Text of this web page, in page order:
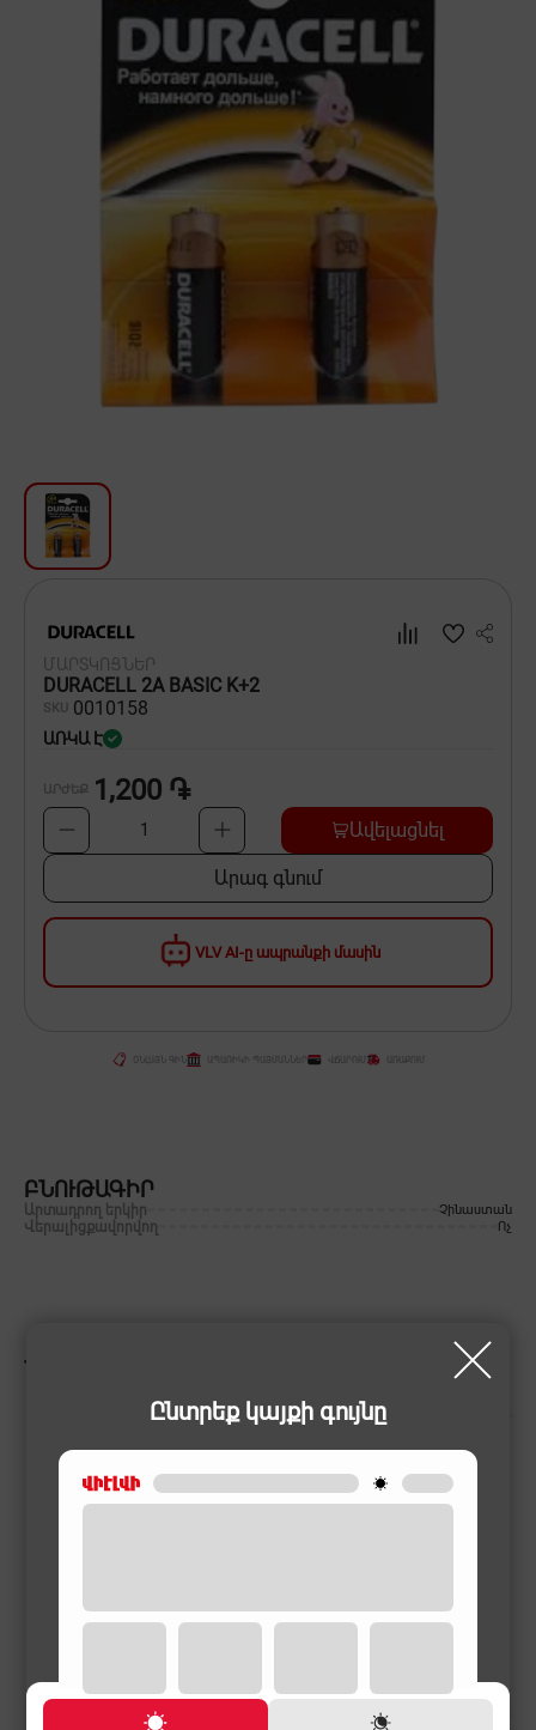
Ընտրեք կայքի գույնը
Խոհանոցի համար
Գեղեցկություն և խնամք
Ավտոմեքենաների աուդիոտեխնիկա
Սանկերամիկա
Տուն և այգի
Տեքստիլ
Սպասք
Ինքնագնացներ և ինքնագլորներ
VLV AI-ը ապրանքի մասին
ՄԱՐՏԿՈՑՆԵՐ
DURACELL 2A BASIC K+2
SKU 0010158
ԱՌԿԱ Է
ԱՐԺԵՔ 1,200 ֏
1 Ավելացնել
Արագ գնում
ՎՃԱՐՈՒՄ
ԲՆՈՒԹԱԳԻՐ
Արտադրող երկիր Չինաստան
Վերալիցքավորվող Ոչ
ՆՄԱՆԱՏԻՊ ԱՊՐԱՆՔՆԵՐ